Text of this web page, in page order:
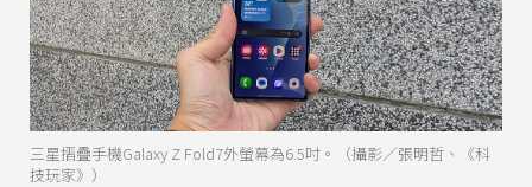
三星摺疊手機Galaxy Z Fold7外螢幕為6.5吋。（攝影／張明哲、《科
技玩家》）